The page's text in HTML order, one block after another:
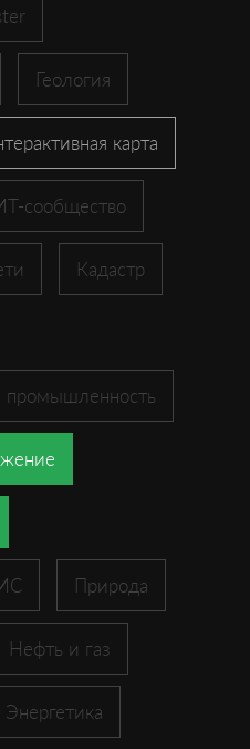
Геология
карта
сообщество
Кадастр
промышленность
Природа
Нефть и газ
Энергетика